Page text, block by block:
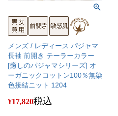
メンズ / レディース パジャマ
長袖 前開き テーラーカラー
[癒しのパジャマシリーズ] オ
ーガニックコットン100％無染
色接結ニット 1204
¥17,820税込